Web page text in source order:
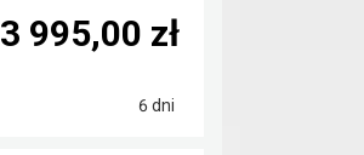
6 dni
3 995,00 zł